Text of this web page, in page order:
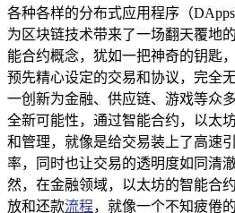
各种各样的分布式应用程序（
为区块链技术带来了一场翻天覆地
能合约概念，犹如一把神奇的钥匙
预先精心设定的交易和协议，完全
一创新为金融、供应链、游戏等众
全新可能性，通过智能合约，以太
和管理，就像是给交易装上了高速
率，同时也让交易的透明度如同清
然，在金融领域，以太坊的智能合
放和还款流程，就像一个不知疲倦